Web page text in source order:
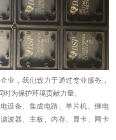
业，我们致力于通过专业服务，
为保护环境贡献力量。
设备、集成电路、单片机、继电
波器、主板、内存、显卡、网卡